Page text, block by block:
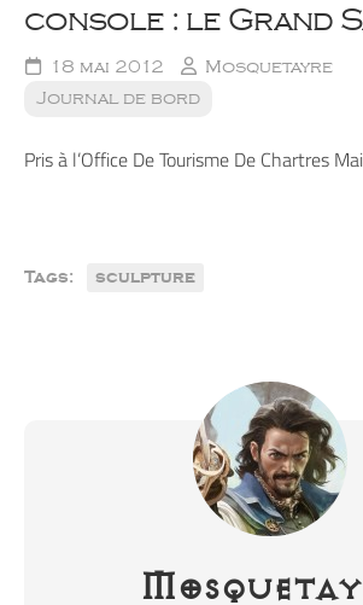
console : le Grand
18 mai 2012
Mosquetayre
Journal de bord
Pris à l’Office De Tourisme De Chartres
Tags: sculpture